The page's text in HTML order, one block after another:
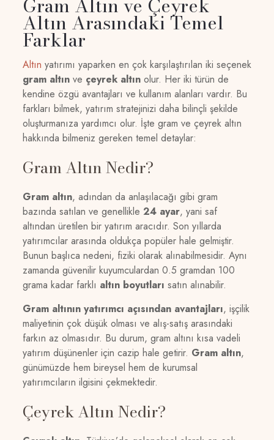
Altın Arasındaki Temel
Farklar
Altın yatırımı yaparken en çok karşılaştırılan iki seçenek
gram altınve çeyrek altınolur. Her iki türün de
kendine özgü avantajları ve kullanım alanları vardır. Bu
farkları bilmek, yatırım stratejinizi daha bilinçli şekilde
oluşturmanıza yardımcı olur. İşte gram ve çeyrek altın
hakkında bilmeniz gereken temel detaylar:
Gram Altın Nedir?
Gram altın, adından da anlaşılacağı gibi gram
bazında satılan ve genellikle 24 ayar, yani saf
altından üretilen bir yatırım aracıdır. Son yıllarda
yatırımcılar arasında oldukça popüler hale gelmiştir.
Bunun başlıca nedeni, fiziki olarak alınabilmesidir. Aynı
zamanda güvenilir kuyumculardan 0.5 gramdan 100
grama kadar farklı altın boyutları satın alınabilir.
Gram altının yatırımcı açısından avantajları, işçilik
maliyetinin çok düşük olması ve alış-satış arasındaki
farkın az olmasıdır. Bu durum, gram altını kısa vadeli
yatırım düşünenler için cazip hale getirir. Gram altın,
günümüzde hem bireysel hem de kurumsal
yatırımcıların ilgisini çekmektedir.
Çeyrek Altın Nedir?